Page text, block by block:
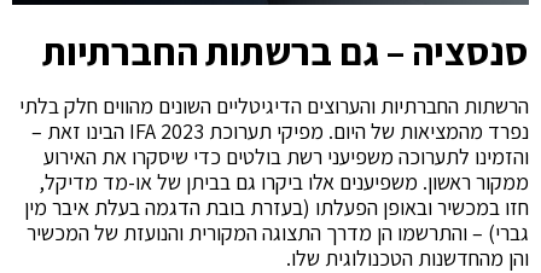
סנסציה – גם ברשתות החברתיות
הרשתות החברתיות והערוצים הדיגיטליים השונים מהווים חלק בלתי
נפרד מהמציאות של היום. מפיקי תערוכת 2023 IFA הבינו זאת –
והזמינו לתערוכה משפיעני רשת בולטים כדי שיסקרו את האירוע
ממקור ראשון. משפיענים אלו ביקרו גם בביתן של או-מד מדיקל,
חזו במכשיר ובאופן הפעלתו (בעזרת בובת הדגמה בעלת איבר מין
גברי) – והתרשמו הן מדרך התצוגה המקורית והנועזת של המכשיר
והן מהחדשנות הטכנולוגית שלו.